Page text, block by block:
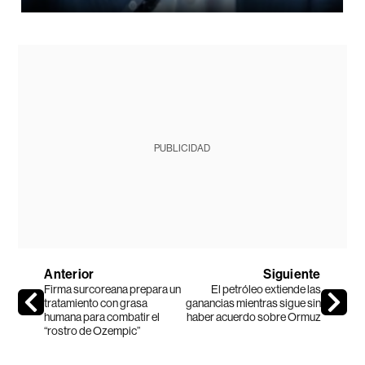
PUBLICIDAD
Anterior
Firma surcoreana prepara un
tratamiento con grasa
humana para combatir el
“rostro de Ozempic”
Siguiente
El petróleo extiende las
ganancias mientras sigue sin
haber acuerdo sobre Ormuz